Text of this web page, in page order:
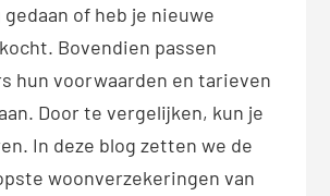
of heb je nieuwe
Bovendien passen
hun voorwaarden en tarieven
Door te vergelijken, kun je
In deze blog zetten we de
woonverzekeringen van